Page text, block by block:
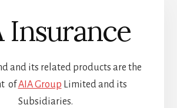
Insurance
and its related products are the
ofAIA Group Limited and its
Subsidiaries.